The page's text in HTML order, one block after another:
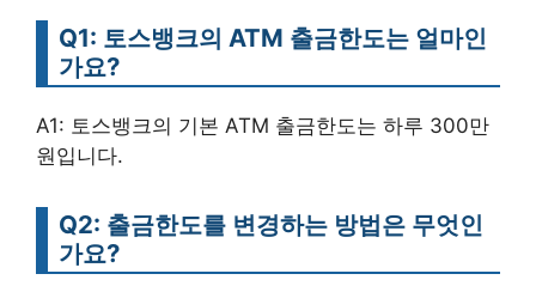
Q1: 토스뱅크의 ATM 출금한도는 얼마인
가요?
A1: 토스뱅크의 기본 ATM 출금한도는 하루 300만
원입니다.
Q2: 출금한도를 변경하는 방법은 무엇인
가요?